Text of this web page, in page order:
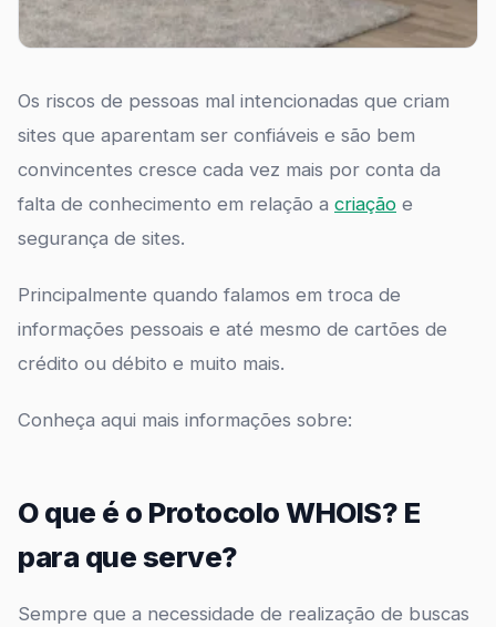
Os riscos de pessoas mal intencionadas que criam
sites que aparentam ser confiáveis e são bem
convincentes cresce cada vez mais por conta da
falta de conhecimento em relação a criação e
segurança de sites.
Principalmente quando falamos em troca de
informações pessoais e até mesmo de cartões de
crédito ou débito e muito mais.
Conheça aqui mais informações sobre:
O que é o Protocolo WHOIS? E
para que serve?
Sempre que a necessidade de realização de buscas